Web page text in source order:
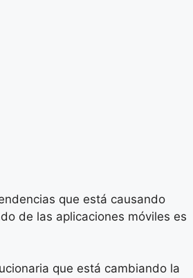
que está causando
de las aplicaciones móviles es
que está cambiando la